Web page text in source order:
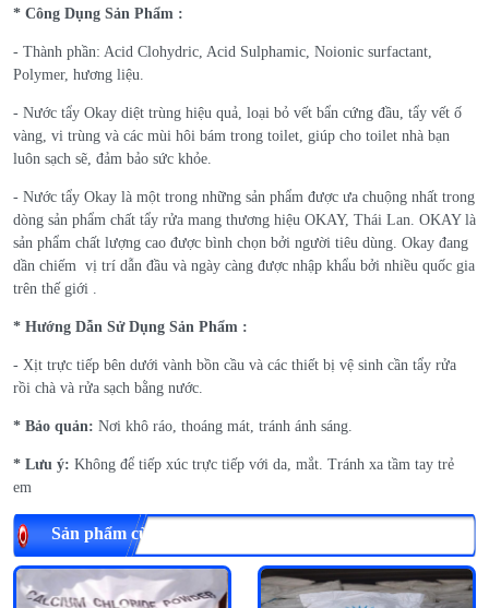
* Công Dụng Sản Phẩm :
- Thành phần: Acid Clohydric, Acid Sulphamic, Noionic surfactant,
Polymer, hương liệu.
- Nước tẩy Okay diệt trùng hiệu quả, loại bỏ vết bẩn cứng đầu, tẩy vết ố
vàng, vi trùng và các mùi hôi bám trong toilet, giúp cho toilet nhà bạn
luôn sạch sẽ, đảm bảo sức khỏe.
- Nước tẩy Okay là một trong những sản phẩm được ưa chuộng nhất trong
dòng sản phẩm chất tẩy rửa mang thương hiệu OKAY, Thái Lan. OKAY là
sản phẩm chất lượng cao được bình chọn bởi người tiêu dùng. Okay đang
dần chiếm vị trí dẫn đầu và ngày càng được nhập khẩu bởi nhiều quốc gia
trên thế giới .
* Hướng Dẫn Sử Dụng Sản Phẩm :
- Xịt trực tiếp bên dưới vành bồn cầu và các thiết bị vệ sinh cần tẩy rửa
rồi chà và rửa sạch bằng nước.
* Bảo quản: Nơi khô ráo, thoáng mát, tránh ánh sáng.
* Lưu ý: Không để tiếp xúc trực tiếp với da, mắt. Tránh xa tầm tay trẻ
em
Sản phẩm cùng loại